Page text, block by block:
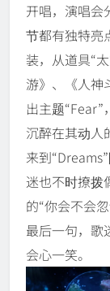
开唱，演唱会
节都有独特亮
装，从道具“
游》、《人神
出主题
沉醉在其动人
来到
迷也不时撩拨
的“你会不会
最后一句，歌
会心一笑。